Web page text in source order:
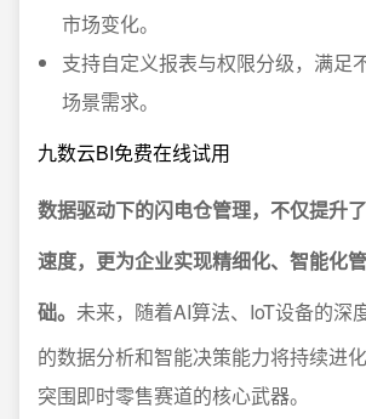
市场变化。
支持自定义报表与权限分级，满足
场景需求。
九数云BI免费在线试用
数据驱动下的闪电仓管理，不仅提升
速度，更为企业实现精细化、智能化
础。 未来，随着AI算法、IoT设备的深
的数据分析和智能决策能力将持续进
突围即时零售赛道的核心武器。